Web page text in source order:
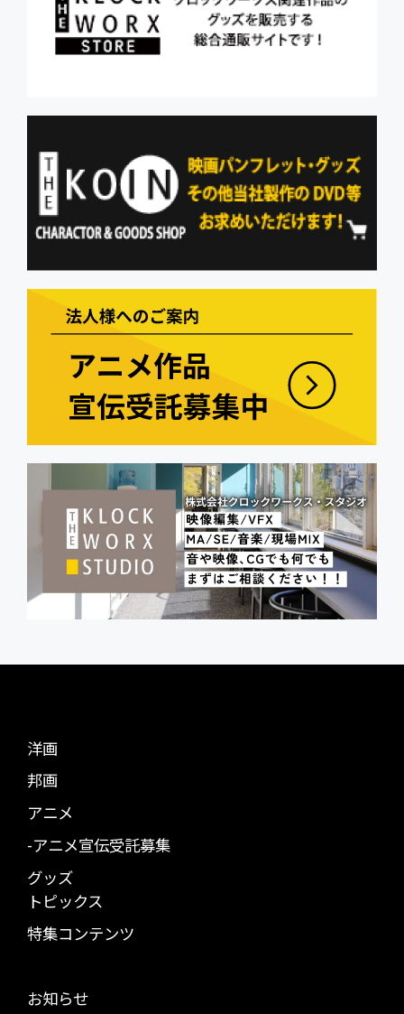
洋画
邦画
アニメ
-アニメ宣伝受託募集
グッズ
トピックス
特集コンテンツ
お知らせ